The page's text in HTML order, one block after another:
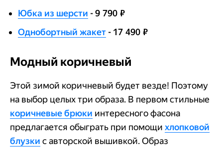
Юбка из шерсти - 9 790 ₽
Однобортный жакет - 17 490 ₽
Модный коричневый
Этой зимой коричневый будет везде! Поэтому
на выбор целых три образа. В первом стильные
коричневые брюки интересного фасона
предлагается обыграть при помощи хлопковой
блузки с авторской вышивкой. Образ